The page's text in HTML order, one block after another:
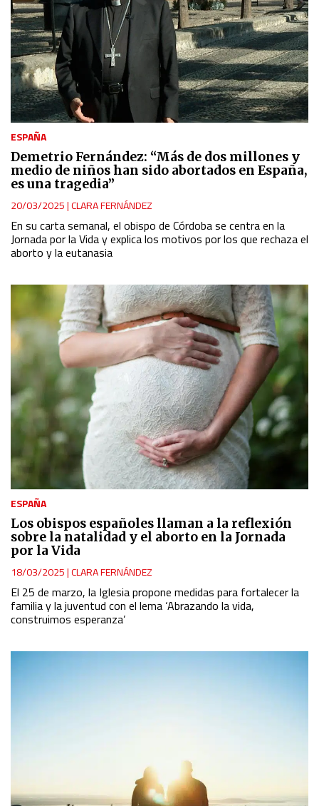
ESPAÑA
Demetrio Fernández: “Más de dos millones y
medio de niños han sido abortados en España,
es una tragedia”
20/03/2025|CLARA FERNÁNDEZ
En su carta semanal, el obispo de Córdoba se centra en la
Jornada por la Vida y explica los motivos por los que rechaza el
aborto y la eutanasia
ESPAÑA
Los obispos españoles llaman a la reflexión
sobre la natalidad y el aborto en la Jornada
por la Vida
18/03/2025|CLARA FERNÁNDEZ
El 25 de marzo, la Iglesia propone medidas para fortalecer la
familia y la juventud con el lema ‘Abrazando la vida,
construimos esperanza’